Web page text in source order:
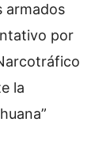
armados
por
la